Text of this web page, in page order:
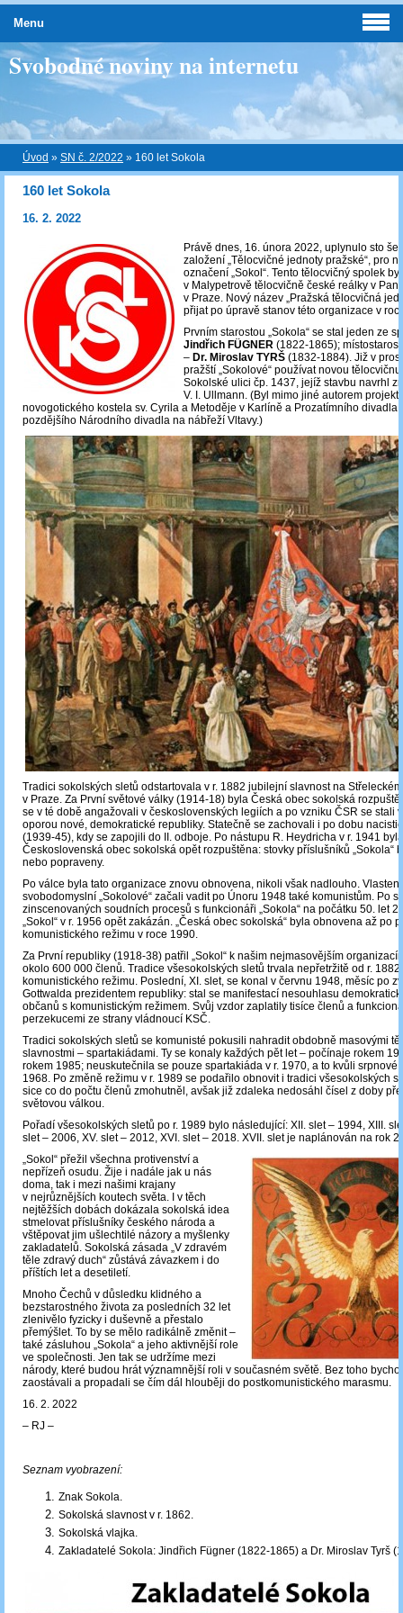
Svobodné noviny na internetu
Úvod » SN č. 2/2022 » 160 let Sokola
160 let Sokola
16. 2. 2022
Právě dnes, 16. února 2022, uplynulo sto
založení „Tělocvičné jednoty pražské“, pro
označení „Sokol“. Tento tělocvičný spolek
v Malypetrově tělocvičně české reálky v
v Praze. Nový název „Pražská tělocvičná
přijat po úpravě stanov této organizace v
Prvním starostou „Sokola“ se stal jeden ze
Jindřich FÜGNER (1822-1865);
– Dr. Miroslav TYRŠ (1832-1884). Již v
pražští „Sokolové“ používat novou
Sokolské ulici čp. 1437, jejíž stavbu navrhl
V. I. Ullmann. (Byl mimo jiné autorem
novogotického kostela sv. Cyrila a Metoděje v Karlíně a Prozatímního divadla
pozdějšího Národního divadla na nábřeží Vltavy.)
Tradici sokolských sletů odstartovala v r. 1882 jubilejní slavnost na
v Praze. Za První světové války (1914-18) byla Česká obec sokolská
se v té době angažovali v československých legiích a po vzniku ČSR se stali
oporou nové, demokratické republiky. Statečně se zachovali i po dobu
(1939-45), kdy se zapojili do II. odboje. Po nástupu R. Heydricha v r. 1941 byla
Československá obec sokolská opět rozpuštěna: stovky příslušníků „Sokola“
nebo popraveny.
Po válce byla tato organizace znovu obnovena, nikoli však nadlouho.
svobodomyslní „Sokolové“ začali vadit po Únoru 1948 také komunistům. Po
zinscenovaných soudních procesů s funkcionáři „Sokola“ na počátku 50. let
„Sokol“ v r. 1956 opět zakázán. „Česká obec sokolská“ byla obnovena až po
komunistického režimu v roce 1990.
Za První republiky (1918-38) patřil „Sokol“ k našim nejmasovějším
okolo 600 000 členů. Tradice všesokolských sletů trvala nepřetržitě od r.
komunistického režimu. Poslední, XI. slet, se konal v červnu 1948, měsíc po
Gottwalda prezidentem republiky: stal se manifestací nesouhlasu
občanů s komunistickým režimem. Svůj vzdor zaplatily tisíce členů a
perzekucemi ze strany vládnoucí KSČ.
Tradici sokolských sletů se komunisté pokusili nahradit obdobně masovými
slavnostmi – spartakiádami. Ty se konaly každých pět let ‒ počínaje rokem
rokem 1985; neuskutečnila se pouze spartakiáda v r. 1970, a to kvůli srpnové
1968. Po změně režimu v r. 1989 se podařilo obnovit i tradici všesokolských
sice co do počtu členů zmohutněl, avšak již zdaleka nedosáhl čísel z doby
světovou válkou.
Pořadí všesokolských sletů po r. 1989 bylo následující: XII. slet – 1994, XIII.
slet – 2006, XV. slet – 2012, XVI. slet – 2018. XVII. slet je naplánován na rok
„Sokol“ přežil všechna protivenství a
nepřízeň osudu. Žije i nadále jak u nás
doma, tak i mezi našimi krajany
v nejrůznějších koutech světa. I v těch
nejtěžších dobách dokázala sokolská idea
stmelovat příslušníky českého národa a
vštěpovat jim ušlechtilé názory a myšlenky
zakladatelů. Sokolská zásada „V zdravém
těle zdravý duch“ zůstává závazkem i do
příštích let a desetiletí.
Mnoho Čechů v důsledku klidného a
bezstarostného života za posledních 32 let
zlenivělo fyzicky i duševně a přestalo
přemýšlet. To by se mělo radikálně změnit –
také zásluhou „Sokola“ a jeho aktivnější role
ve společnosti. Jen tak se udržíme mezi
národy, které budou hrát významnější roli v současném světě. Bez toho
zaostávali a propadali se čím dál hlouběji do postkomunistického marasmu.
16. 2. 2022
‒ RJ ‒
Seznam vyobrazení:
Znak Sokola.
Sokolská slavnost v r. 1862.
Sokolská vlajka.
Zakladatelé Sokola: Jindřich Fügner (1822-1865) a Dr. Miroslav Tyrš
Menu